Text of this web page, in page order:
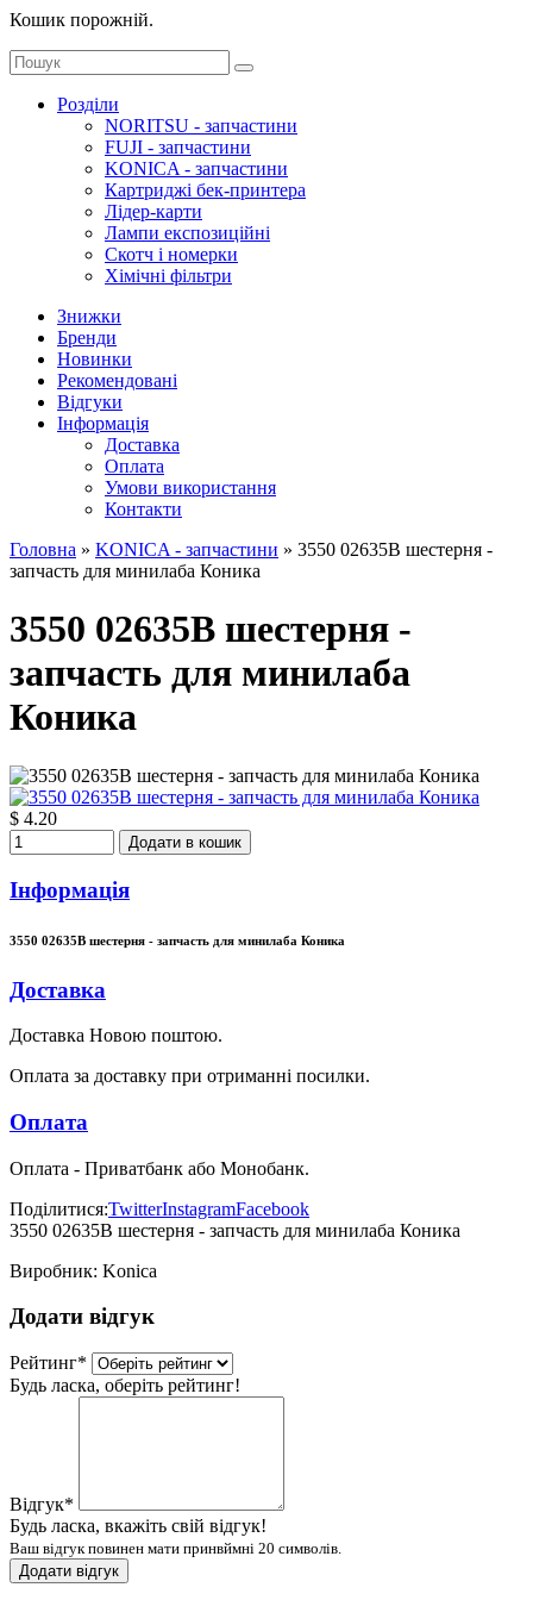
Кошик порожній.
Розділи
NORITSU - запчастини
FUJI - запчастини
KONICA - запчастини
Картриджі бек-принтера
Лідер-карти
Лампи експозиційні
Скотч і номерки
Хімічні фільтри
Знижки
Бренди
Новинки
Рекомендовані
Відгуки
Інформація
Доставка
Оплата
Умови використання
Контакти
Головна » KONICA - запчастини » 3550 02635B шестерня -
запчасть для минилаба Коника
3550 02635B шестерня -
запчасть для минилаба
Коника
$ 4.20
Додати в кошик
Інформація
3550 02635B шестерня - запчасть для минилаба Коника
Доставка
Доставка Новою поштою.
Оплата за доставку при отриманні посилки.
Оплата
Оплата - Приватбанк або Монобанк.
Поділитися:TwitterInstagramFacebook
3550 02635B шестерня - запчасть для минилаба Коника
Виробник: Konica
Додати відгук
Рейтинг*
Будь ласка, оберіть рейтинг!
Відгук*
Будь ласка, вкажіть свій відгук!
Ваш відгук повинен мати принвймні 20 символів.
Додати відгук